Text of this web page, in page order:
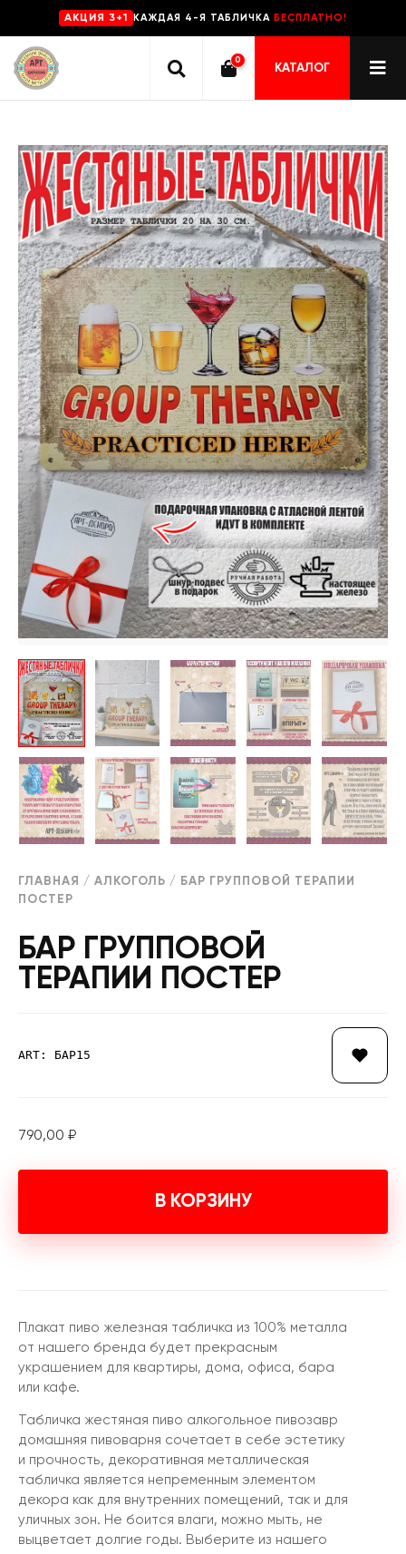
AKЦИЯ 3+1 КАЖДАЯ 4-Я ТАБЛИЧКА БЕСПЛАТНО!
0
КАТАЛОГ
ГЛАВНАЯ / АЛКОГОЛЬ / БАР ГРУППОВОЙ ТЕРАПИИ
ПОСТЕР
БАР ГРУППОВОЙ
ТЕРАПИИ ПОСТЕР
ART: БАР15
790,00 ₽
В КОРЗИНУ
Плакат пиво железная табличка из 100% металла
от нашего бренда будет прекрасным
украшением для квартиры, дома, офиса, бара
или кафе.
Табличка жестяная пиво алкогольное пивозавр
домашняя пивоварня сочетает в себе эстетику
и прочность, декоративная металлическая
табличка является непременным элементом
декора как для внутренних помещений, так и для
уличных зон. Не боится влаги, можно мыть, не
выцветает долгие годы. Выберите из нашего